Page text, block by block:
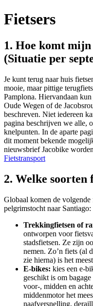
Fietsers
1. Hoe komt
(Situatie per
Je kunt terug naar huis
mooie, maar pittige
Pamplona. Hiervandaan
Oude Wegen of de
beschreven. Niet iedereen
pagina beschrijven we alle,
knelpunten. In de aparte
dit moment bekende
nieuwsbrief Jacobike
Fietstransport
2. Welke soorten
Globaal komen de
pelgrimstocht naar Santiago:
Trekkingfietsen of
ontworpen voor
stadsfietsen. Ze zijn
nemen. Zo’n fiets (al
zie hierna) is het
E-bikes: kies een e-
geschikt is om
voor-, midden en
middenmotor het
naafversnelling,